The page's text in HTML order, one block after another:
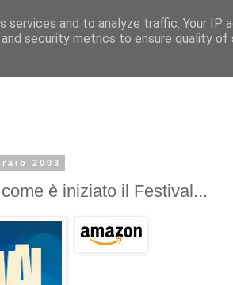
2003
è iniziato il Festival...
and to analyze traffic. Your IP
security metrics to ensure quality of